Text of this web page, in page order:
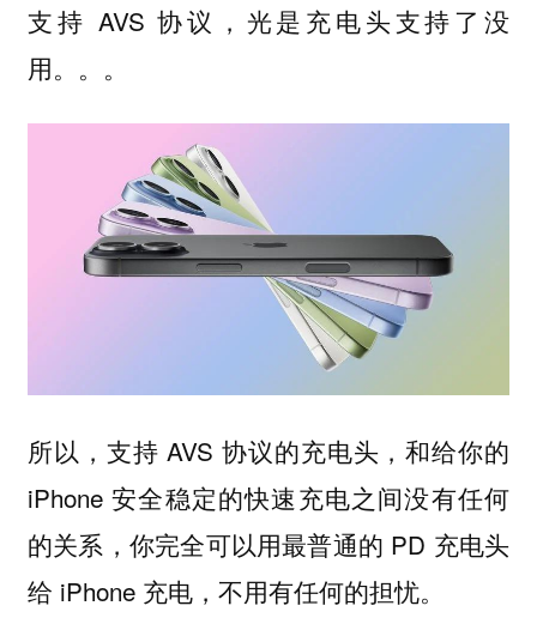
支持 AVS 协议，光是充电头支持了没
用。。。
所以，支持 AVS 协议的充电头，和给你的
iPhone 安全稳定的快速充电之间没有任何
的关系，你完全可以用最普通的 PD 充电头
给 iPhone 充电，不用有任何的担忧。